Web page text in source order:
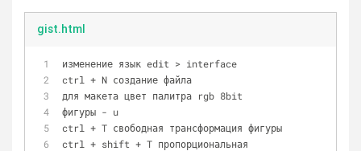
gist.html
изменение язык edit > interface
ctrl + N создание файла
для макета цвет палитра rgb 8bit
фигуры - u
ctrl + T свободная трансформация фигуры
ctrl + shift + T пропорциональная